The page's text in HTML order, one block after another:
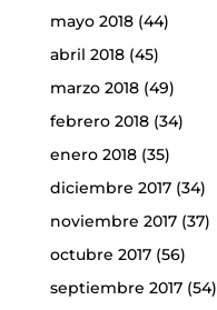
mayo 2018(44)
abril 2018(45)
marzo 2018(49)
febrero 2018(34)
enero 2018(35)
diciembre 2017(34)
noviembre 2017(37)
octubre 2017(56)
septiembre 2017(54)